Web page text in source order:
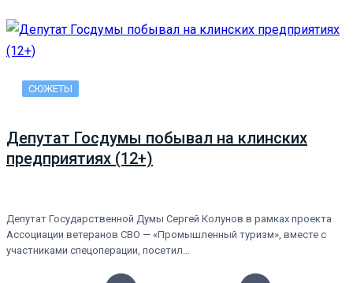
СЮЖЕТЫ
Депутат Госдумы побывал на клинских
предприятиях (12+)
Депутат Государственной Думы Сергей Колунов в рамках проекта
Ассоциации ветеранов СВО — «Промышленный туризм», вместе с
участниками спецоперации, посетил…